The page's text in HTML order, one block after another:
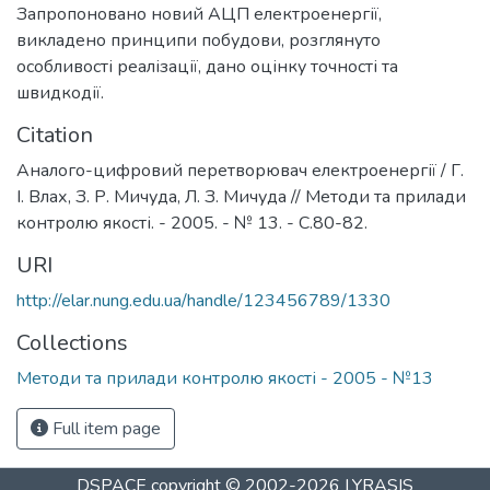
Запропоновано новий АЦП електроенергії,
викладено принципи побудови, розглянуто
особливості реалізації, дано оцінку точності та
швидкодії.
Citation
Аналого-цифровий перетворювач електроенергії / Г.
І. Влах, З. Р. Мичуда, Л. З. Мичуда // Методи та прилади
контролю якості. - 2005. - № 13. - С.80-82.
URI
http://elar.nung.edu.ua/handle/123456789/1330
Collections
Методи та прилади контролю якості - 2005 - №13
Full item page